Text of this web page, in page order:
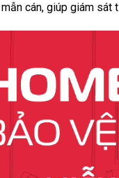
cán, giúp giám